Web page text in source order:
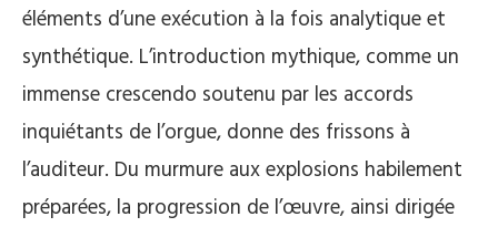
éléments d’une exécution à la fois analytique et
synthétique. L’introduction mythique, comme un
immense crescendo soutenu par les accords
inquiétants de l’orgue, donne des frissons à
l’auditeur. Du murmure aux explosions habilement
préparées, la progression de l’œuvre, ainsi dirigée